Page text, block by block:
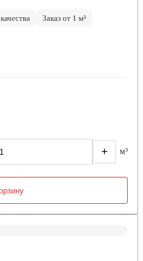
Заказ от 1 м³
+ м³